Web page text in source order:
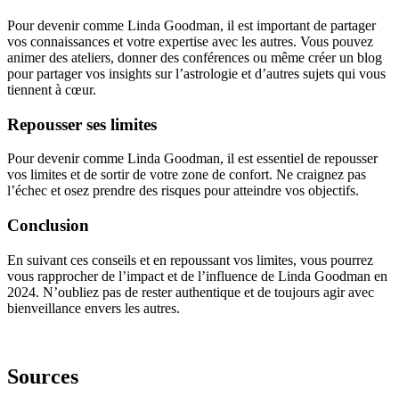
Pour devenir comme Linda Goodman, il est important de partager
vos connaissances et votre expertise avec les autres. Vous pouvez
animer des ateliers, donner des conférences ou même créer un blog
pour partager vos insights sur l’astrologie et d’autres sujets qui vous
tiennent à cœur.
Repousser ses limites
Pour devenir comme Linda Goodman, il est essentiel de repousser
vos limites et de sortir de votre zone de confort. Ne craignez pas
l’échec et osez prendre des risques pour atteindre vos objectifs.
Conclusion
En suivant ces conseils et en repoussant vos limites, vous pourrez
vous rapprocher de l’impact et de l’influence de Linda Goodman en
2024. N’oubliez pas de rester authentique et de toujours agir avec
bienveillance envers les autres.
Sources